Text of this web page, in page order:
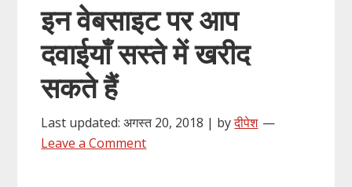
इन वेबसाइट पर आप
दवाईयाँ सस्ते में खरीद
सकते हैं
Last updated: अगस्त 20, 2018 | byदीपेश
Leave a Comment